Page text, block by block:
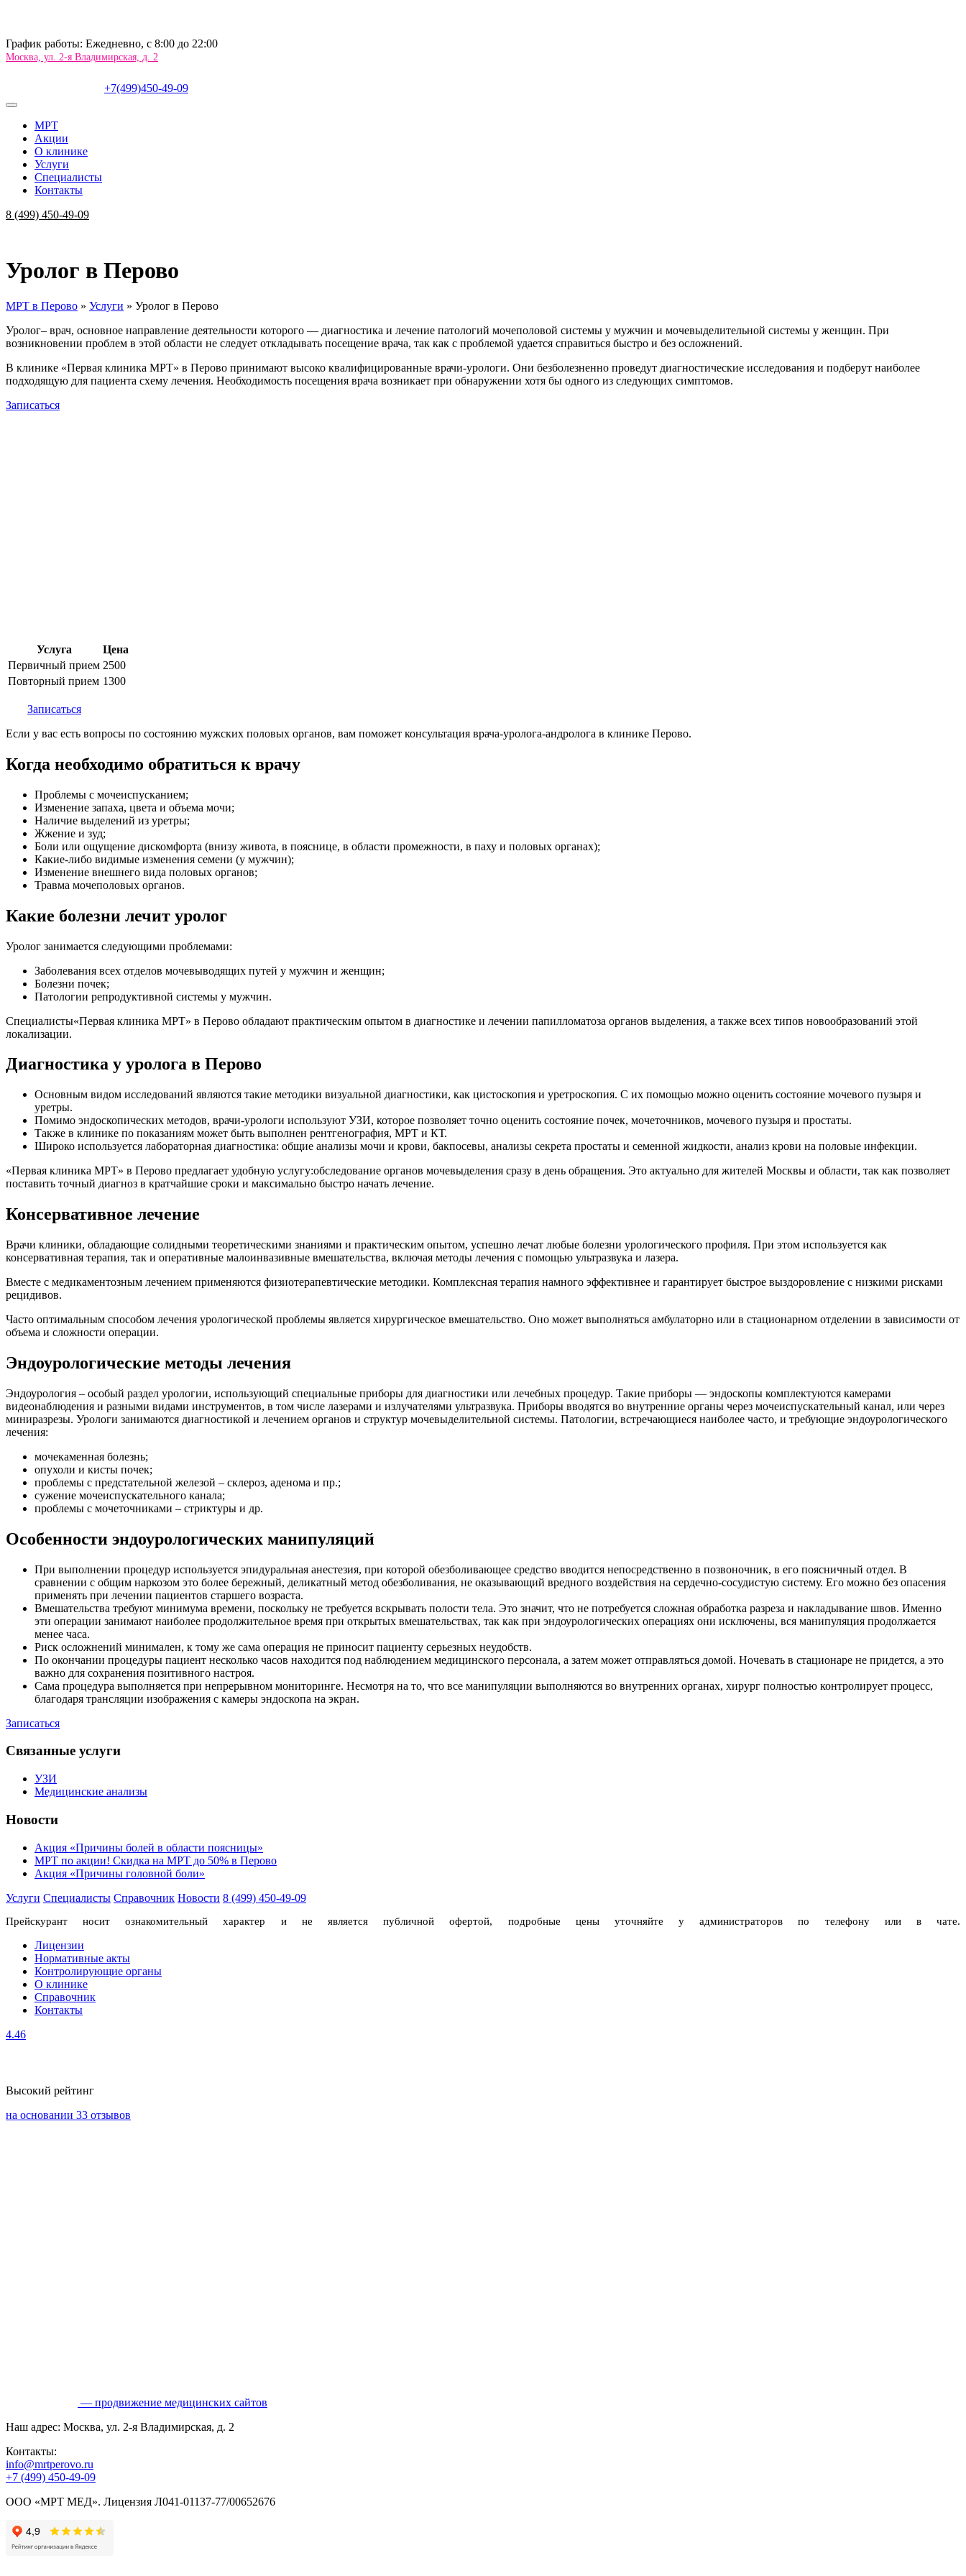
График работы: Ежедневно, c 8:00 до 22:00
Москва, ул. 2-я Владимирская, д. 2
+7(499)450-49-09
МРТ
Акции
О клинике
Услуги
Специалисты
Контакты
8 (499) 450-49-09
Уролог в Перово
МРТ в Перово » Услуги » Уролог в Перово
Уролог– врач, основное направление деятельности которого — диагностика и лечение патологий мочеполовой системы у мужчин и мочевыделительной системы у женщин. При
возникновении проблем в этой области не следует откладывать посещение врача, так как с проблемой удается справиться быстро и без осложнений.
В клинике «Первая клиника МРТ» в Перово принимают высоко квалифицированные врачи-урологи. Они безболезненно проведут диагностические исследования и подберут наиболее
подходящую для пациента схему лечения. Необходимость посещения врача возникает при обнаружении хотя бы одного из следующих симптомов.
Записаться
Услуга
Цена
Первичный прием 2500
Повторный прием 1300
Записаться
Если у вас есть вопросы по состоянию мужских половых органов, вам поможет консультация врача-уролога-андролога в клинике Перово.
Когда необходимо обратиться к врачу
Проблемы с мочеиспусканием;
Изменение запаха, цвета и объема мочи;
Наличие выделений из уретры;
Жжение и зуд;
Боли или ощущение дискомфорта (внизу живота, в пояснице, в области промежности, в паху и половых органах);
Какие-либо видимые изменения семени (у мужчин);
Изменение внешнего вида половых органов;
Травма мочеполовых органов.
Какие болезни лечит уролог
Уролог занимается следующими проблемами:
Заболевания всех отделов мочевыводящих путей у мужчин и женщин;
Болезни почек;
Патологии репродуктивной системы у мужчин.
Специалисты«Первая клиника МРТ» в Перово обладают практическим опытом в диагностике и лечении папилломатоза органов выделения, а также всех типов новообразований этой
локализации.
Диагностика у уролога в Перово
Основным видом исследований являются такие методики визуальной диагностики, как цистоскопия и уретроскопия. С их помощью можно оценить состояние мочевого пузыря и
уретры.
Помимо эндоскопических методов, врачи-урологи используют УЗИ, которое позволяет точно оценить состояние почек, мочеточников, мочевого пузыря и простаты.
Также в клинике по показаниям может быть выполнен рентгенография, МРТ и КТ.
Широко используется лабораторная диагностика: общие анализы мочи и крови, бакпосевы, анализы секрета простаты и семенной жидкости, анализ крови на половые инфекции.
«Первая клиника МРТ» в Перово предлагает удобную услугу:обследование органов мочевыделения сразу в день обращения. Это актуально для жителей Москвы и области, так как позволяет
поставить точный диагноз в кратчайшие сроки и максимально быстро начать лечение.
Консервативное лечение
Врачи клиники, обладающие солидными теоретическими знаниями и практическим опытом, успешно лечат любые болезни урологического профиля. При этом используется как
консервативная терапия, так и оперативные малоинвазивные вмешательства, включая методы лечения с помощью ультразвука и лазера.
Вместе с медикаментозным лечением применяются физиотерапевтические методики. Комплексная терапия намного эффективнее и гарантирует быстрое выздоровление с низкими рисками
рецидивов.
Часто оптимальным способом лечения урологической проблемы является хирургическое вмешательство. Оно может выполняться амбулаторно или в стационарном отделении в зависимости от
объема и сложности операции.
Эндоурологические методы лечения
Эндоурология – особый раздел урологии, использующий специальные приборы для диагностики или лечебных процедур. Такие приборы — эндоскопы комплектуются камерами
видеонаблюдения и разными видами инструментов, в том числе лазерами и излучателями ультразвука. Приборы вводятся во внутренние органы через мочеиспускательный канал, или через
миниразрезы. Урологи занимаются диагностикой и лечением органов и структур мочевыделительной системы. Патологии, встречающиеся наиболее часто, и требующие эндоурологического
лечения:
мочекаменная болезнь;
опухоли и кисты почек;
проблемы с предстательной железой – склероз, аденома и пр.;
сужение мочеиспускательного канала;
проблемы с мочеточниками – стриктуры и др.
Особенности эндоурологических манипуляций
При выполнении процедур используется эпидуральная анестезия, при которой обезболивающее средство вводится непосредственно в позвоночник, в его поясничный отдел. В
сравнении с общим наркозом это более бережный, деликатный метод обезболивания, не оказывающий вредного воздействия на сердечно-сосудистую систему. Его можно без опасения
применять при лечении пациентов старшего возраста.
Вмешательства требуют минимума времени, поскольку не требуется вскрывать полости тела. Это значит, что не потребуется сложная обработка разреза и накладывание швов. Именно
эти операции занимают наиболее продолжительное время при открытых вмешательствах, так как при эндоурологических операциях они исключены, вся манипуляция продолжается
менее часа.
Риск осложнений минимален, к тому же сама операция не приносит пациенту серьезных неудобств.
По окончании процедуры пациент несколько часов находится под наблюдением медицинского персонала, а затем может отправляться домой. Ночевать в стационаре не придется, а это
важно для сохранения позитивного настроя.
Сама процедура выполняется при непрерывном мониторинге. Несмотря на то, что все манипуляции выполняются во внутренних органах, хирург полностью контролирует процесс,
благодаря трансляции изображения с камеры эндоскопа на экран.
Записаться
Связанные услуги
УЗИ
Медицинские анализы
Новости
Акция «Причины болей в области поясницы»
МРТ по акции! Скидка на МРТ до 50% в Перово
Акция «Причины головной боли»
Услуги Специалисты Справочник Новости 8 (499) 450-49-09
Прейскурант носит ознакомительный характер и не является публичной офертой, подробные цены уточняйте у администраторов по телефону или в чате.
Лицензии
Нормативные акты
Контролирующие органы
О клинике
Справочник
Контакты
4.46
Высокий рейтинг
на основании 33 отзывов
— продвижение медицинских сайтов
Наш адрес: Москва, ул. 2-я Владимирская, д. 2
Контакты:
info@mrtperovo.ru
+7 (499) 450-49-09
ООО «МРТ МЕД». Лицензия Л041-01137-77/00652676